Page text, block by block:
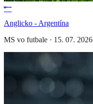
Anglicko - Argentína
MS vo futbale · 15. 07. 2026